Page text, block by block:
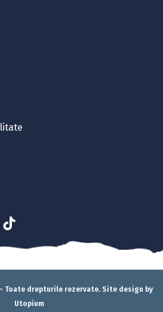
Toate drepturile rezervate. Site design by
Utopium